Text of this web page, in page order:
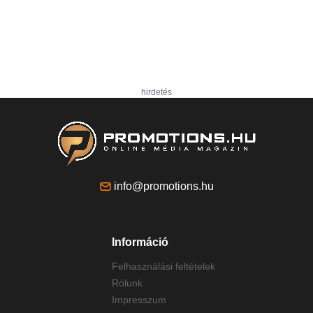
hirdetés
info@promotions.hu
Információ
Felhasználási feltételek
Rólunk
Impresszum